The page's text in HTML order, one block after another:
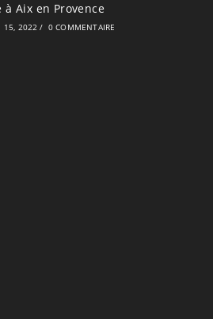
à Aix en Provence
15, 2022 / 0 COMMENTAIRE